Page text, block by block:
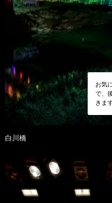
お気
で、
きます
白川橋